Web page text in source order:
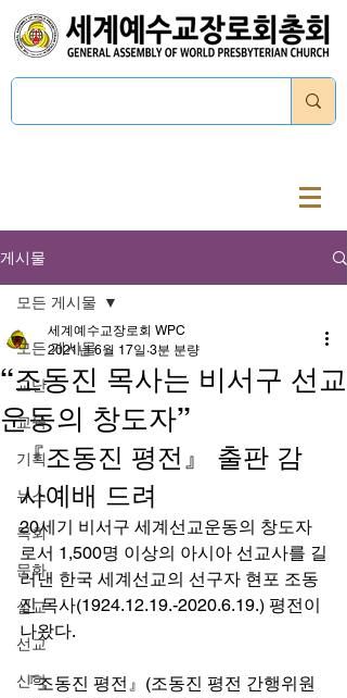
게시물
모든 게시물
교단
교육
기획
뉴스
목회
문화
설교
선교
신학
모든 게시물
“조동진 목사는 비서구 선교
운동의 창도자”
세계예수교장로회 WPC
2021년 6월 17일 3분 분량
『조동진 평전』 출판 감
사예배 드려
20세기 비서구 세계선교운동의 창도자
로서 1,500명 이상의 아시아 선교사를 길
러낸 한국 세계선교의 선구자 현포 조동
진 목사(1924.12.19.-2020.6.19.) 평전이
나왔다.
『조동진 평전』(조동진 평전 간행위원